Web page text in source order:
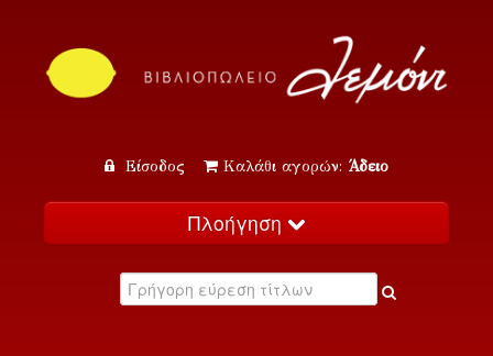
Είσοδος Καλάθι αγορών: Άδειο
Πλοήγηση
Κατάλογος